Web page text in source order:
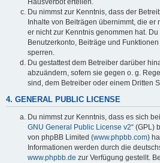
Du nimmst zur Kenntnis, dass der
Inhalte von Beiträgen übernimmt, die er
er nicht zur Kenntnis genommen hat.
Benutzerkonto, Beiträge und
sperren.
Du gestattest dem Betreiber darüber
abzuändern, sofern sie gegen o. g.
sind, dem Betreiber oder einem Dritten
4. GENERAL PUBLIC LICENSE
Du nimmst zur Kenntnis, dass es sich
GNU General Public License v2“ (GPL)
von phpBB Limited (www.phpbb.com)
Informationen werden durch die
www.phpbb.de zur Verfügung gestellt.